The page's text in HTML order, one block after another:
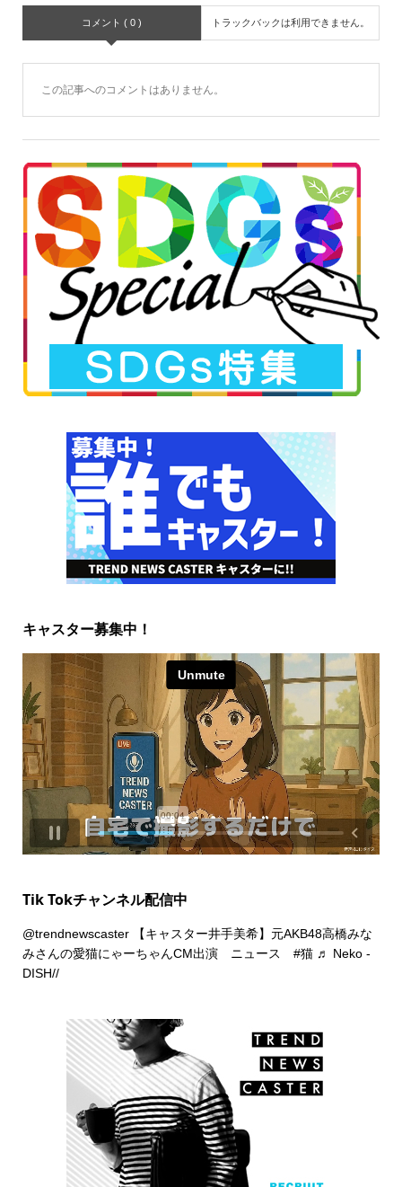
コメント ( 0 ) トラックバックは利用できません。
この記事へのコメントはありません。
キャスター募集中！
Tik Tokチャンネル配信中
@trendnewscaster【キャスター井手美希】元AKB48高橋みな
みさんの愛猫にゃーちゃんCM出演 ニュース #猫 ♬ Neko -
DISH//